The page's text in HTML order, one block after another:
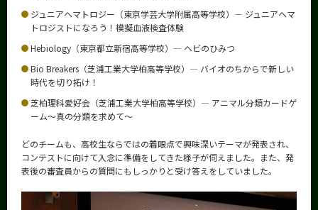
ジュニアヘマトロジー（東京学芸大学附属高等学校）― ジュニアヘマ
トロジストになろう！模擬血液検査体験
Hebiology（東京都立新宿高等学校）― ヘビのひみつ
Bio Breakers（芝浦工業大学柏高等学校）― バイオのちからで新しい
時代を切り拓け！
芝柏理科愛好会（芝浦工業大学柏高等学校）― アニマル分類カードゲ
ーム～真の分類を求めて～
どのチームも、高校生ならではの着眼点で興味深いテーマが発表され、
コンテストに向けて入念に準備をしてきた様子が伺えました。また、発
表後の審査員からの質問にもしっかりと受け答えをしていました。
学内向け情報
系詳細情報
CLOSE